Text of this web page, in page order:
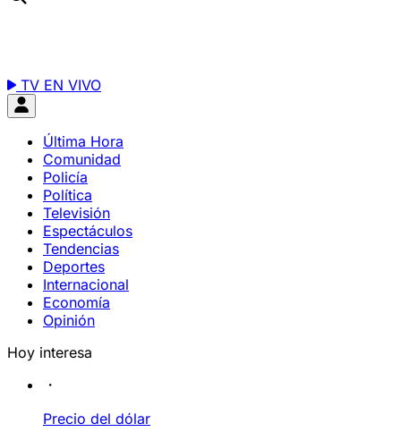
TV EN VIVO
Última Hora
Comunidad
Policía
Política
Televisión
Espectáculos
Tendencias
Deportes
Internacional
Economía
Opinión
Hoy interesa
Precio del dólar